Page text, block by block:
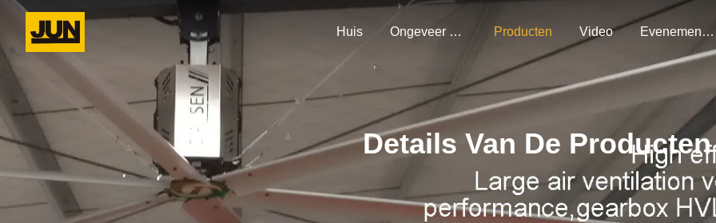
Huis Ongeveer Ons Producten Video Evenementen
Details Van De Producten